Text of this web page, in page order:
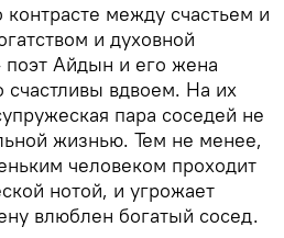
контрасте между счастьем и
и духовной
Айдын и его жена
счастливы вдвоем. На их
пара соседей не
жизнью. Тем не менее,
человеком проходит
нотой, и угрожает
влюблен богатый сосед.